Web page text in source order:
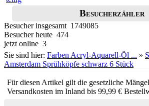
Besucherzähler
Besucher insgesamt 1749085
Besucher heute 474
jetzt online 3
Sie sind hier: Farben Acryl-Aquarell-Öl ... »
Amsterdam Sprühköpfe schwarz 6 Stück
Für diesen Artikel gilt die gesetzliche
Versandkosten im Inland bis 99,99 €